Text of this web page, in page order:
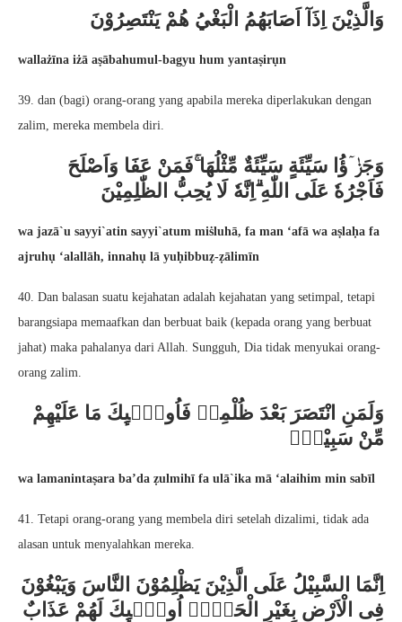
وَالَّذِيْنَ اِذَآ اَصَابَهُمُ الْبَغْيُ هُمْ يَنْتَصِرُوْنَ
wallażīna iżā aṣābahumul-bagyu hum yantaṣirụn
39. dan (bagi) orang-orang yang apabila mereka diperlakukan dengan
zalim, mereka membela diri.
وَجَزٰۤؤُا سَيِّئَةٍ سَيِّئَةٌ مِّثْلُهَا ۚفَمَنْ عَفَا وَاَصْلَحَ
فَاَجْرُهٗ عَلَى اللّٰهِ ۗاِنَّهٗ لَا يُحِبُّ الظّٰلِمِيْنَ
wa jazā`u sayyi`atin sayyi`atum miṡluhā, fa man ‘afā wa aṣlaḥa fa
ajruhụ ‘alallāh, innahụ lā yuḥibbuẓ-ẓālimīn
40. Dan balasan suatu kejahatan adalah kejahatan yang setimpal, tetapi
barangsiapa memaafkan dan berbuat baik (kepada orang yang berbuat
jahat) maka pahalanya dari Allah. Sungguh, Dia tidak menyukai orang-
orang zalim.
وَلَمَنِ انْتَصَرَ بَعْدَ ظُلْمِهٖ فَاُولٰۤىِٕكَ مَا عَلَيْهِمْ
مِّنْ سَبِيْلٍۗ
wa lamanintaṣara ba’da ẓulmihī fa ulā`ika mā ‘alaihim min sabīl
41. Tetapi orang-orang yang membela diri setelah dizalimi, tidak ada
alasan untuk menyalahkan mereka.
اِنَّمَا السَّبِيْلُ عَلَى الَّذِيْنَ يَظْلِمُوْنَ النَّاسَ وَيَبْغُوْنَ
فِى الْاَرْضِ بِغَيْرِ الْحَقِّۗ اُولٰۤىِٕكَ لَهُمْ عَذَابٌ